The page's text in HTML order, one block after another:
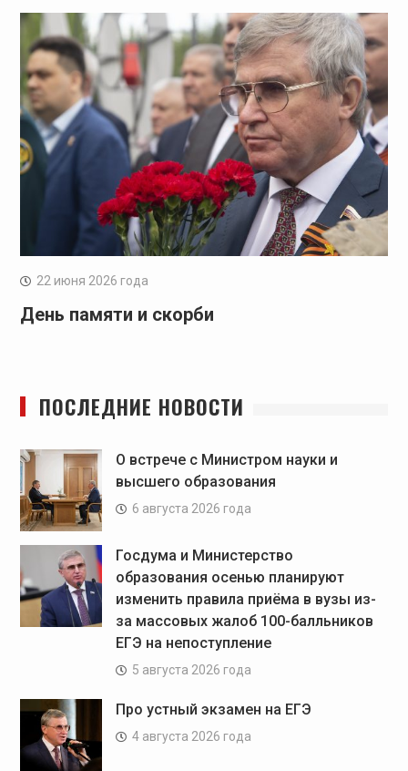
22 июня 2026 года
День памяти и скорби
ПОСЛЕДНИЕ НОВОСТИ
О встрече с Министром науки и
высшего образования
6 августа 2026 года
Госдума и Министерство
образования осенью планируют
изменить правила приёма в вузы из-
за массовых жалоб 100-балльников
ЕГЭ на непоступление
5 августа 2026 года
Про устный экзамен на ЕГЭ
4 августа 2026 года